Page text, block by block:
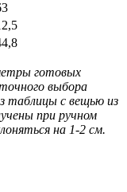
готовых
выбора
таблицы с вещью из
при ручном
на 1-2 см.